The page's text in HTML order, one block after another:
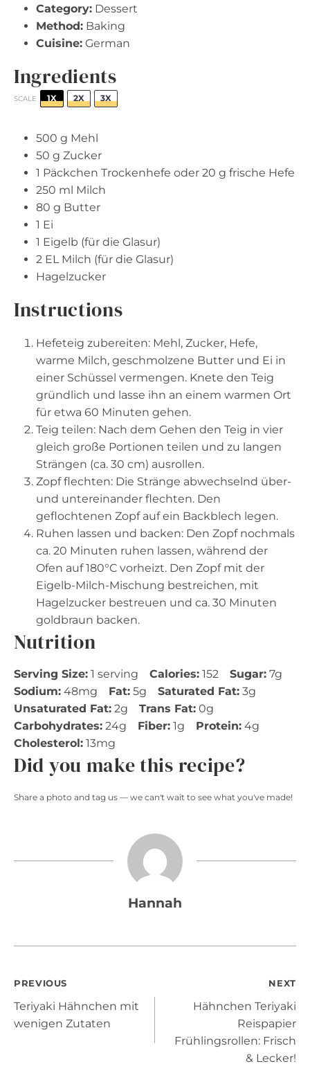
Category: Dessert
Method: Baking
Cuisine: German
Ingredients
SCALE 1X 2X 3X
500 g Mehl
50 g Zucker
1 Päckchen Trockenhefe oder 20 g frische Hefe
250 ml Milch
80 g Butter
1 Ei
1 Eigelb (für die Glasur)
2 EL Milch (für die Glasur)
Hagelzucker
Instructions
Hefeteig zubereiten: Mehl, Zucker, Hefe,
warme Milch, geschmolzene Butter und Ei in
einer Schüssel vermengen. Knete den Teig
gründlich und lasse ihn an einem warmen Ort
für etwa 60 Minuten gehen.
Teig teilen: Nach dem Gehen den Teig in vier
gleich große Portionen teilen und zu langen
Strängen (ca. 30 cm) ausrollen.
Zopf flechten: Die Stränge abwechselnd über-
und untereinander flechten. Den
geflochtenen Zopf auf ein Backblech legen.
Ruhen lassen und backen: Den Zopf nochmals
ca. 20 Minuten ruhen lassen, während der
Ofen auf 180°C vorheizt. Den Zopf mit der
Eigelb-Milch-Mischung bestreichen, mit
Hagelzucker bestreuen und ca. 30 Minuten
goldbraun backen.
Nutrition
Serving Size: 1 serving Calories: 152 Sugar: 7g
Sodium: 48mg Fat: 5g Saturated Fat: 3g
Unsaturated Fat: 2g Trans Fat: 0g
Carbohydrates: 24g Fiber: 1g Protein: 4g
Cholesterol: 13mg
Did you make this recipe?
Share a photo and tag us — we can't wait to see what you've made!
Hannah
Post
navigation
PREVIOUS
Teriyaki Hähnchen mit
wenigen Zutaten
NEXT
Hähnchen Teriyaki
Reispapier
Frühlingsrollen: Frisch
& Lecker!